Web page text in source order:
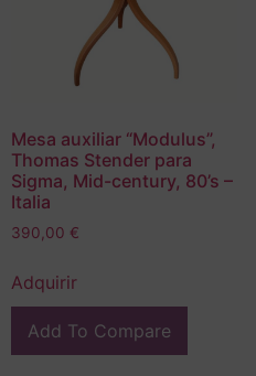
Mesa auxiliar “Modulus”,
Thomas Stender para
Sigma, Mid-century, 80’s –
Italia
390,00 €
Adquirir
Add To Compare